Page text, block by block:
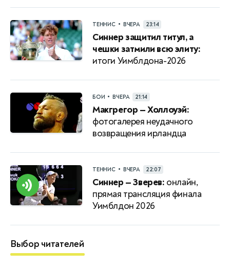
ТЕННИС • ВЧЕРА 23:14
Синнер защитил титул, а
чешки затмили всю элиту:
итоги Уимблдона-2026
БОИ • ВЧЕРА 21:14
Макгрегор — Холлоуэй:
фотогалерея неудачного
возвращения ирландца
ТЕННИС • ВЧЕРА 22:07
Синнер — Зверев: онлайн,
прямая трансляция финала
Уимблдон 2026
Выбор читателей